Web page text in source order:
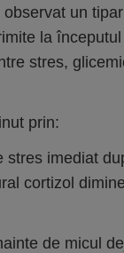
un
la
stres,
prin:
stres imediat
cortizol
de micul